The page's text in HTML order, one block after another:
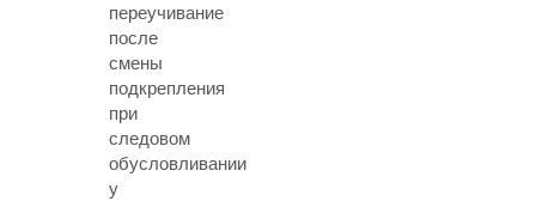
переучивание
после
смены
подкрепления
при
следовом
обусловливании
у